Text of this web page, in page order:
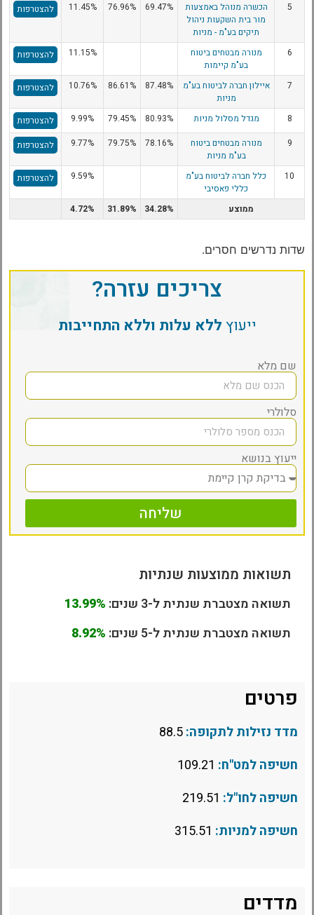
5
הכשרה מנוהל באמצעות
מור בית השקעות ניהול
תיקים בע"מ - מניות
69.47%
76.96%
11.45% להצטרפות
6
מנורה מבטחים ביטוח
בע"מ קיימות
11.15% להצטרפות
7
איילון חברה לביטוח בע"מ
מניות
87.48%
86.61%
10.76% להצטרפות
8 מגדל מסלול מניות 80.93%
79.45%
9.99%
להצטרפות
9
מנורה מבטחים ביטוח
בע"מ מניות
78.16%
79.75%
9.77% להצטרפות
10
כלל חברה לביטוח בע"מ
כללי פאסיבי
9.59% להצטרפות
ממוצע 34.28%
31.89%
4.72%
שדות נדרשים חסרים.
צריכים עזרה?
ייעוץללא עלות וללא התחייבות
שם מלא
סלולרי
ייעוץ בנושא
שליחה
תשואות ממוצעות שנתיות
תשואה מצטברת שנתית ל-3 שנים:
13.99%
תשואה מצטברת שנתית ל-5 שנים:
8.92%
פרטים
מדד נזילות לתקופה:
חשיפה למט"ח:
חשיפה לחו"ל:
חשיפה למניות:
מדדים